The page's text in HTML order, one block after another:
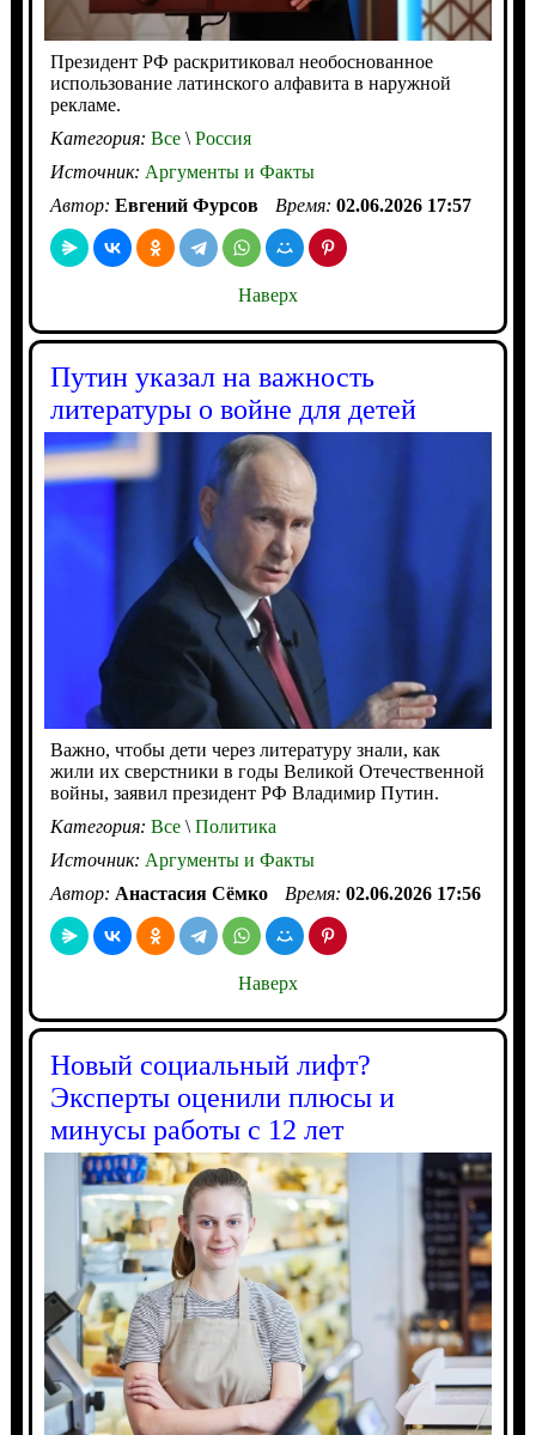
Президент РФ раскритиковал необоснованное
использование латинского алфавита в наружной
рекламе.
Категория: Все\Россия
Источник: Аргументы и Факты
Автор: Евгений Фурсов Время: 02.06.2026 17:57
Наверх
Путин указал на важность
литературы о войне для детей
Важно, чтобы дети через литературу знали, как
жили их сверстники в годы Великой Отечественной
войны, заявил президент РФ Владимир Путин.
Категория: Все\Политика
Источник: Аргументы и Факты
Автор: Анастасия Сёмко Время: 02.06.2026 17:56
Наверх
Новый социальный лифт?
Эксперты оценили плюсы и
минусы работы с 12 лет